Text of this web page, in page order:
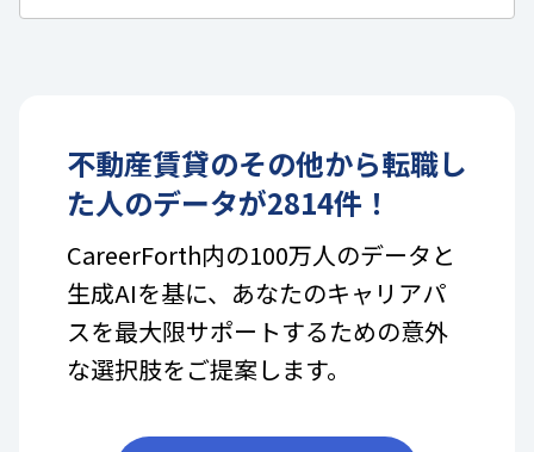
不動産賃貸のその他から転職し
た人のデータが2814件！
CareerForth内の100万人のデータと
生成AIを基に、あなたのキャリアパ
スを最大限サポートするための意外
な選択肢をご提案します。